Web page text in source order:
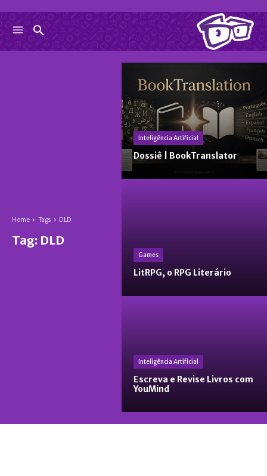
Home Tags DLD
Tag: DLD
Inteligência Artificial
Dossiê | BookTranslator
Games
LitRPG, o RPG Literário
Inteligência Artificial
Escreva e Revise Livros com
YouMind